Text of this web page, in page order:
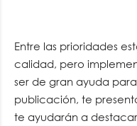
Entre las prioridades
calidad, pero
ser de gran ayuda
publicación, te
te ayudarán a